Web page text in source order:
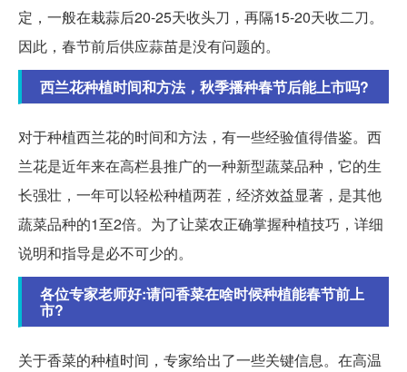
定，一般在栽蒜后20-25天收头刀，再隔15-20天收二刀。
因此，春节前后供应蒜苗是没有问题的。
西兰花种植时间和方法，秋季播种春节后能上市吗?
对于种植西兰花的时间和方法，有一些经验值得借鉴。西
兰花是近年来在高栏县推广的一种新型蔬菜品种，它的生
长强壮，一年可以轻松种植两茬，经济效益显著，是其他
蔬菜品种的1至2倍。为了让菜农正确掌握种植技巧，详细
说明和指导是必不可少的。
各位专家老师好:请问香菜在啥时候种植能春节前上
市?
关于香菜的种植时间，专家给出了一些关键信息。在高温